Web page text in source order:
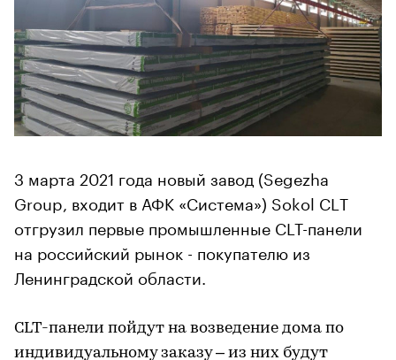
3 марта 2021 года новый завод (Segezha
Group, входит в АФК «Система») Sokol CLТ
отгрузил первые промышленные CLT-панели
на российский рынок - покупателю из
Ленинградской области.
CLT-панели пойдут на возведение дома по
индивидуальному заказу – из них будут